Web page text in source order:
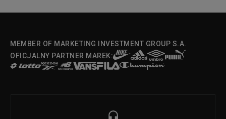
MEMBER OF MARKETING INVESTMENT GROUP S.A.
OFICJALNY PARTNER MAREK: